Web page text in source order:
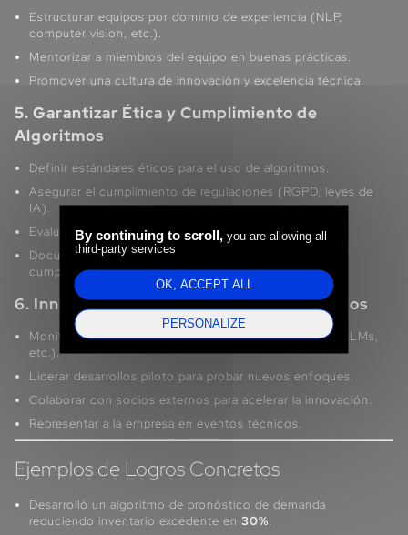
Estructurar equipos por dominio de experiencia (NLP,
computer vision, etc.).
Mentorizar a miembros del equipo en buenas prácticas.
Promover una cultura de innovación y excelencia técnica.
5. Garantizar Ética y Cumplimiento de
Algoritmos
Definir estándares éticos para el uso de algoritmos.
Asegurar el cumplimiento de regulaciones (RGPD, leyes de
IA).
Evaluar y mitigar riesgos de sesgo y seguridad.
Documentar procesos para garantizar trazabilidad y
cumplimiento.
6. Innovar y Anticipar Avances Tecnológicos
Monitorear avances en IA y ciencia de datos (GenAI, LLMs,
etc.).
Liderar desarrollos piloto para probar nuevos enfoques.
Colaborar con socios externos para acelerar la innovación.
Representar a la empresa en eventos técnicos.
Ejemplos de Logros Concretos
Desarrolló un algoritmo de pronóstico de demanda
reduciendo inventario excedente en 30%.
By continuing to scroll, you are allowing all
third-party services
OK, ACCEPT ALL
PERSONALIZE